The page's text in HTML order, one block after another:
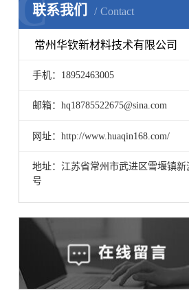
联系我们 Contact
常州华钦新材料技术有限公司
手机：18952463005
邮箱：hq18785522675@sina.com
网址：http://www.huaqin168.com/
地址：江苏省常州市武进区雪堰镇新
号